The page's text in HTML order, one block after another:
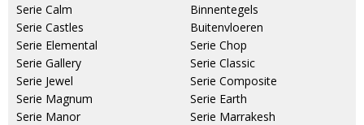
Serie Calm
Serie Castles
Serie Elemental
Serie Gallery
Serie Jewel
Serie Magnum
Serie Manor
Binnentegels
Buitenvloeren
Serie Chop
Serie Classic
Serie Composite
Serie Earth
Serie Marrakesh